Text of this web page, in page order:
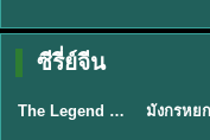
ซีรี่ย์จีน
★8.5
พากย์ไทย
The Legend of ShenLi ปฐพีไร้พ่าย (2024) พากย์ไทย ซับไทย EP.1-39 ★8